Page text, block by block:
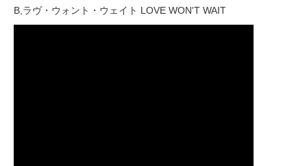
B,ラヴ・ウォント・ウェイト LOVE WON'T WAIT